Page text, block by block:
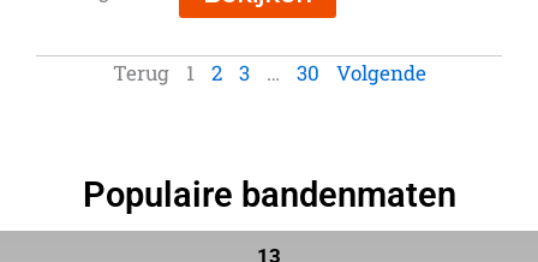
Terug 1 2 3 … 30 Volgende
Populaire bandenmaten
13